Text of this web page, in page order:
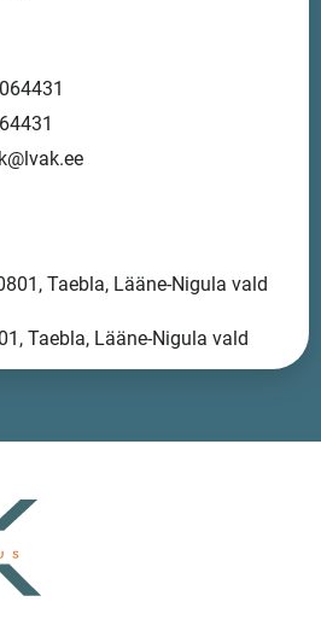
Taebla, Lääne-Nigula vald